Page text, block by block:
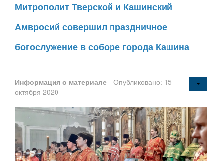
Митрополит Тверской и Кашинский
Амвросий совершил праздничное
богослужение в соборе города Кашина
Информация о материале
Опубликовано: 15
октября 2020